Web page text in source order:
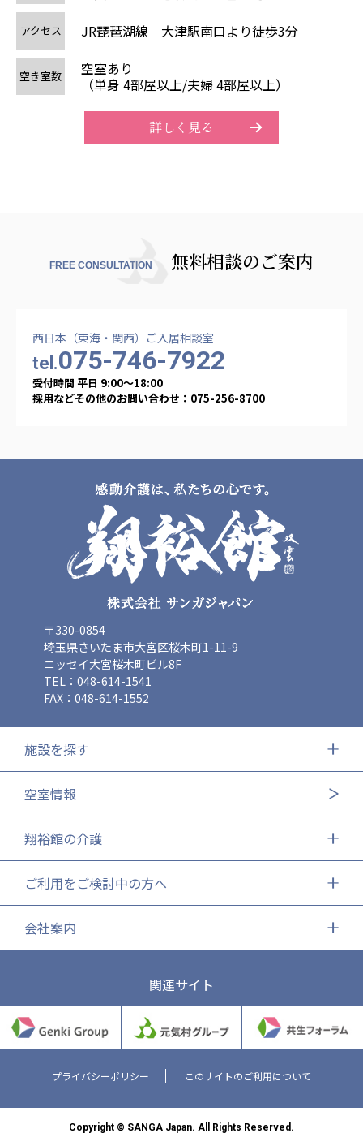
アクセス JR琵琶湖線 大津駅南口より徒歩3分
空き室数
空室あり
（単身 4部屋以上/夫婦 4部屋以上）
詳しく見る
FREE CONSULTATION 無料相談のご案内
西日本（東海・関西）ご入居相談室
tel.075-746-7922
受付時間 平日 9:00〜18:00
採用などその他のお問い合わせ：075-256-8700
〒330-0854
埼玉県さいたま市大宮区桜木町1-11-9
ニッセイ大宮桜木町ビル8F
TEL：048-614-1541
FAX：048-614-1552
施設を探す
空室情報
翔裕館の介護
ご利用をご検討中の方へ
会社案内
関連サイト
プライバシーポリシー このサイトのご利用について
Copyright © SANGA Japan. All Rights Reserved.